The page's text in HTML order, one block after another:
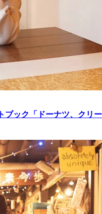
ブック「ドーナツ、クリー